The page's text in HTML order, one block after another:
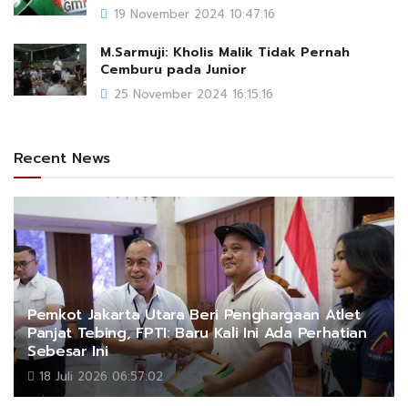
19 November 2024 10:47:16
M.Sarmuji: Kholis Malik Tidak Pernah
Cemburu pada Junior
25 November 2024 16:15:16
Recent News
Pemkot Jakarta Utara Beri Penghargaan Atlet
Panjat Tebing, FPTI: Baru Kali Ini Ada Perhatian
Sebesar Ini
18 Juli 2026 06:57:02